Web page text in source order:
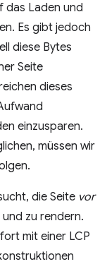
das Laden und
Es gibt jedoch
diese Bytes
Seite
dieses
einzusparen.
müssen wir
die Seite vor
zu rendern.
mit einer LCP